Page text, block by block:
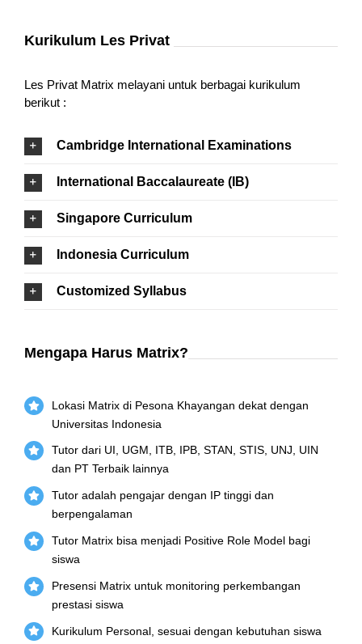
Kurikulum Les Privat
Les Privat Matrix melayani untuk berbagai kurikulum
berikut :
Cambridge International Examinations
International Baccalaureate (IB)
Singapore Curriculum
Indonesia Curriculum
Customized Syllabus
Mengapa Harus Matrix?
Lokasi Matrix di Pesona Khayangan dekat dengan
Universitas Indonesia
Tutor dari UI, UGM, ITB, IPB, STAN, STIS, UNJ, UIN
dan PT Terbaik lainnya
Tutor adalah pengajar dengan IP tinggi dan
berpengalaman
Tutor Matrix bisa menjadi Positive Role Model bagi
siswa
Presensi Matrix untuk monitoring perkembangan
prestasi siswa
Kurikulum Personal, sesuai dengan kebutuhan siswa